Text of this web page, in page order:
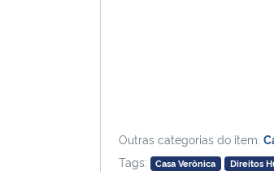
Outras categorias do item:
Tags:
Casa Verônica Direitos